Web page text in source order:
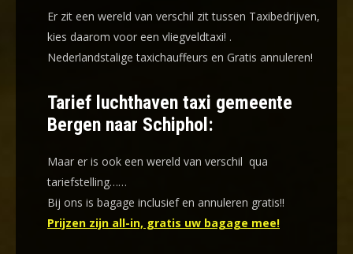
Er zit een wereld van verschil zit tussen Taxibedrijven,
kies daarom voor een vliegveldtaxi! .
Nederlandstalige taxichauffeurs en Gratis annuleren!
Tarief luchthaven taxi gemeente
Bergen naar Schiphol:
Maar er is ook een wereld van verschil qua
tariefstelling……
Bij ons is bagage inclusief en annuleren gratis!!
Prijzen zijn all-in, gratis uw bagage mee!